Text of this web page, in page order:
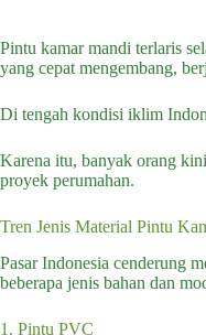
Pintu kamar mandi terlaris
yang cepat mengembang,
Di tengah kondisi iklim
Karena itu, banyak orang
proyek perumahan.
Tren Jenis Material Pintu
Pasar Indonesia cenderung
beberapa jenis bahan dan
1. Pintu PVC